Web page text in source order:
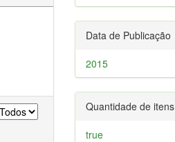
Data de Publicação
2015
Quantidade de itens
true